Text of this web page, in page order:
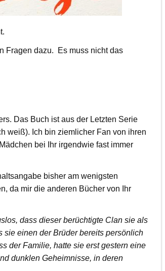
Fragen dazu. Es muss nicht das
Das Buch ist aus der Letzten Serie
weiß). Ich bin ziemlicher Fan von ihren
bei Ihr irgendwie fast immer
bisher am wenigsten
da mir die anderen Bücher von Ihr
dass dieser berüchtigte Clan sie als
sie einen der Brüder bereits persönlich
der Familie, hatte sie erst gestern eine
dunklen Geheimnisse, in deren